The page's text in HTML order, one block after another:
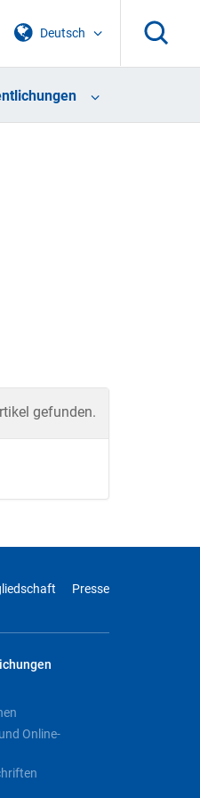
Deutsch
gefunden.
Presse
Online-